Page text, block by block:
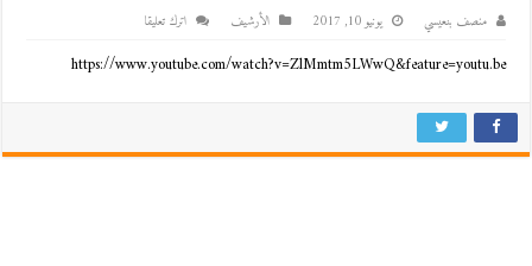
منصف بنعيسي يونيو 10, 2017 اﻷرشيف اترك تعليقا
https://www.youtube.com/watch?v=ZlMmtm5LWwQ&feature=youtu.be